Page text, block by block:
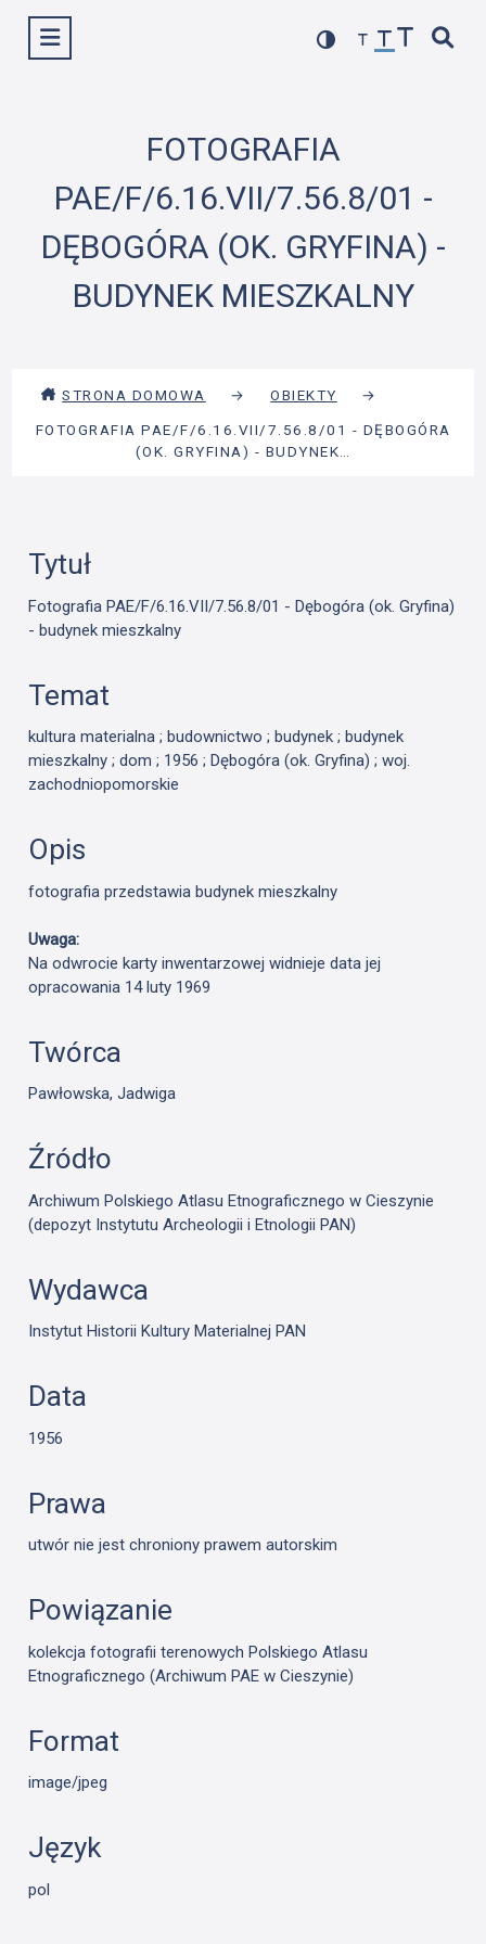
Wyświetl menu
FOTOGRAFIA
PAE/F/6.16.VII/7.56.8/01 -
DĘBOGÓRA (OK. GRYFINA) -
BUDYNEK MIESZKALNY
STRONA DOMOWA → OBIEKTY
→
FOTOGRAFIA PAE/F/6.16.VII/7.56.8/01 - DĘBOGÓRA
(OK. GRYFINA) - BUDYNEK…
Tytuł
Fotografia PAE/F/6.16.VII/7.56.8/01 - Dębogóra (ok. Gryfina)
- budynek mieszkalny
Temat
kultura materialna ; budownictwo ; budynek ; budynek
mieszkalny ; dom ; 1956 ; Dębogóra (ok. Gryfina) ; woj.
zachodniopomorskie
Opis
fotografia przedstawia budynek mieszkalny
Uwaga:
Na odwrocie karty inwentarzowej widnieje data jej
opracowania 14 luty 1969
Twórca
Pawłowska, Jadwiga
Źródło
Archiwum Polskiego Atlasu Etnograficznego w Cieszynie
(depozyt Instytutu Archeologii i Etnologii PAN)
Wydawca
Instytut Historii Kultury Materialnej PAN
Data
1956
Prawa
utwór nie jest chroniony prawem autorskim
Powiązanie
kolekcja fotografii terenowych Polskiego Atlasu
Etnograficznego (Archiwum PAE w Cieszynie)
Format
image/jpeg
Język
pol